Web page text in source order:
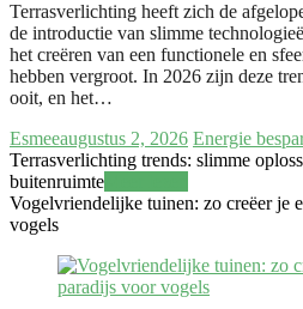
Terrasverlichting heeft zich de
de introductie van slimme
het creëren van een functionele en
hebben vergroot. In 2026 zijn deze
ooit, en het…
Esmeeaugustus 2, 2026 Energie
Terrasverlichting trends: slimme
buitenruimte
Vogelvriendelijke tuinen: zo creëer je
vogels